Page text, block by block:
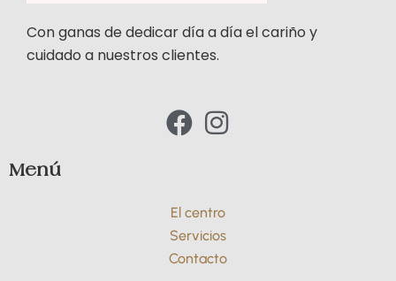
Con ganas de dedicar día a día el cariño y
cuidado a nuestros clientes.
F
a
e
b
o
I
t
a
g
Menú
El centro
Servicios
Contacto